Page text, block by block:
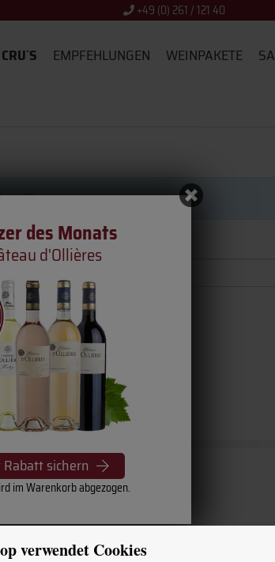
des Monats
d'Ollières
Rabatt sichern
im Warenkorb abgezogen.
+49 (0) 261 / 121 40
EMPFEHLUNGEN WEINPAKETE
verwendet Cookies